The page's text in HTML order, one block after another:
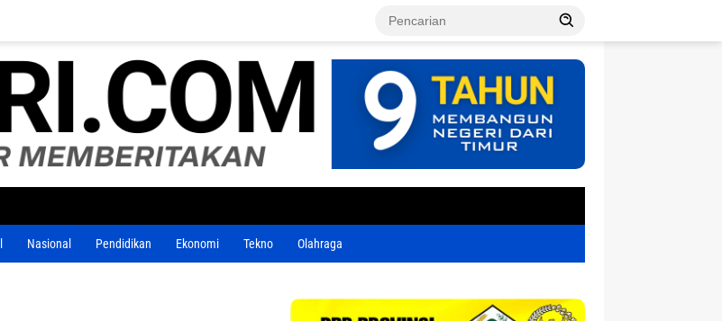
Nasional Pendidikan Ekonomi Tekno Olahraga